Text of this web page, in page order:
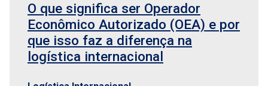
O que significa ser Operador
Econômico Autorizado (OEA) e por
que isso faz a diferença na
logística internacional